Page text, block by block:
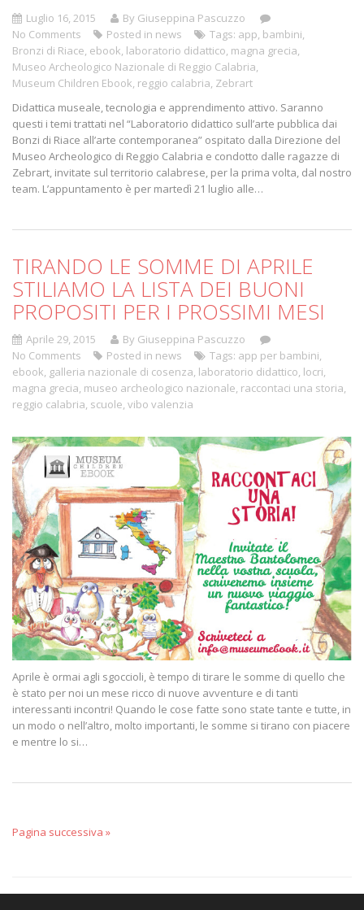
Luglio 16, 2015
By Giuseppina Pascuzzo
No Comments
Posted in news Tags: app, bambini,
Bronzi di Riace, ebook, laboratorio didattico, magna grecia,
Museo Archeologico Nazionale di Reggio Calabria,
Museum Children Ebook, reggio calabria, Zebrart
Didattica museale, tecnologia e apprendimento attivo. Saranno
questi i temi trattati nel “Laboratorio didattico sull’arte pubblica dai
Bonzi di Riace all’arte contemporanea” ospitato dalla Direzione del
Museo Archeologico di Reggio Calabria e condotto dalle ragazze di
Zebrart, invitate sul territorio calabrese, per la prima volta, dal nostro
team. L’appuntamento è per martedì 21 luglio alle…
TIRANDO LE SOMME DI APRILE
STILIAMO LA LISTA DEI BUONI
PROPOSITI PER I PROSSIMI MESI
Aprile 29, 2015
By Giuseppina Pascuzzo
No Comments
Posted in news Tags: app per bambini,
ebook, galleria nazionale di cosenza, laboratorio didattico, locri,
magna grecia, museo archeologico nazionale, raccontaci una storia,
reggio calabria, scuole, vibo valenzia
Aprile è ormai agli sgoccioli, è tempo di tirare le somme di quello che
è stato per noi un mese ricco di nuove avventure e di tanti
interessanti incontri! Quando le cose fatte sono state tante e tutte, in
un modo o nell’altro, molto importanti, le somme si tirano con piacere
e mentre lo si…
Pagina successiva »